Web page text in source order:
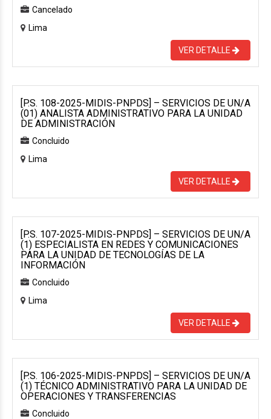
Cancelado
Lima
VER DETALLE
[P.S. 108-2025-MIDIS-PNPDS] – SERVICIOS DE UN/A
(01) ANALISTA ADMINISTRATIVO PARA LA UNIDAD
DE ADMINISTRACIÓN
Concluido
Lima
VER DETALLE
[P.S. 107-2025-MIDIS-PNPDS] – SERVICIOS DE UN/A
(1) ESPECIALISTA EN REDES Y COMUNICACIONES
PARA LA UNIDAD DE TECNOLOGÍAS DE LA
INFORMACIÓN
Concluido
Lima
VER DETALLE
[P.S. 106-2025-MIDIS-PNPDS] – SERVICIOS DE UN/A
(1) TÉCNICO ADMINISTRATIVO PARA LA UNIDAD DE
OPERACIONES Y TRANSFERENCIAS
Concluido